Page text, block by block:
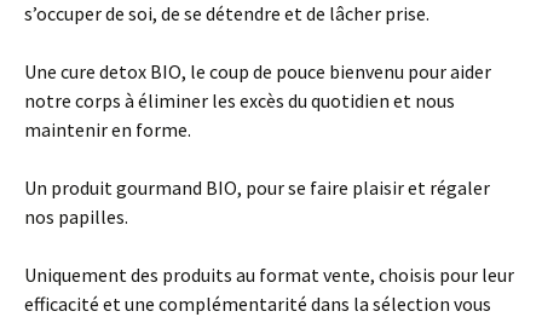
s’occuper de soi, de se détendre et de lâcher prise.
Une cure detox BIO, le coup de pouce bienvenu pour aider
notre corps à éliminer les excès du quotidien et nous
maintenir en forme.
Un produit gourmand BIO, pour se faire plaisir et régaler
nos papilles.
Uniquement des produits au format vente, choisis pour leur
efficacité et une complémentarité dans la sélection vous